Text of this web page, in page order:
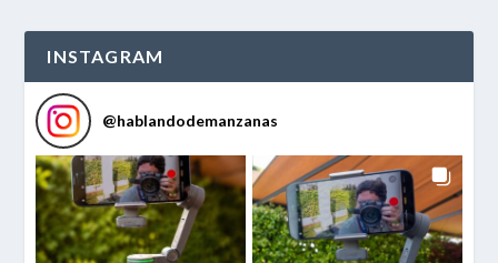
INSTAGRAM
@hablandodemanzanas